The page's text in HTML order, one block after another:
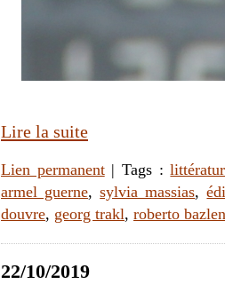
Lire la suite
Lien permanent| Tags :
armel guerne,sylvia massias,
douvre, georg trakl, roberto bazlen
22/10/2019